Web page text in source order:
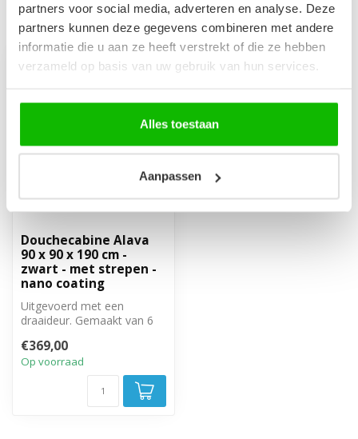
partners voor social media, adverteren en analyse. Deze
partners kunnen deze gegevens combineren met andere
informatie die u aan ze heeft verstrekt of die ze hebben
verzameld op basis van uw gebruik van hun services.
Alles toestaan
Aanpassen
Recent bekeken
Douchecabine Alava
90 x 90 x 190 cm -
zwart - met strepen -
nano coating
Uitgevoerd met een
draaideur. Gemaakt van 6
kalk beh...
€369,00
Op voorraad